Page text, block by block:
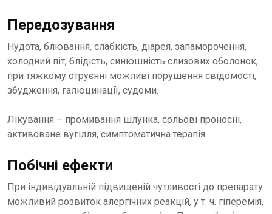
Передозування
Нудота, блювання, слабкість, діарея, запаморочення,
холодний піт, блідість, синюшність слизових оболонок,
при тяжкому отруєнні можливі порушення свідомості,
збудження, галюцинації, судоми.
Лікування – промивання шлунка, сольові проносні,
активоване вугілля, симптоматична терапія.
Побічні ефекти
При індивідуальній підвищеній чутливості до препарату
можливий розвиток алергічних реакцій, у т. ч. гіперемія,